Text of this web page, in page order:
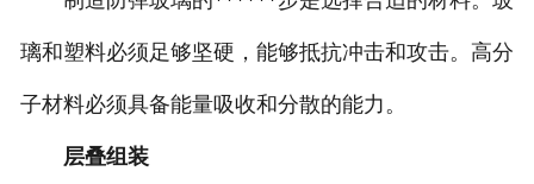
璃和塑料必须足够坚硬，能够抵抗冲击和攻击。高分
子材料必须具备能量吸收和分散的能力。
层叠组装